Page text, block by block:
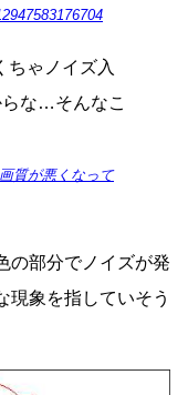
ちゃノイズ入
らな…そんなこ
質が悪くなって
の部分でノイズが発
現象を指していそう